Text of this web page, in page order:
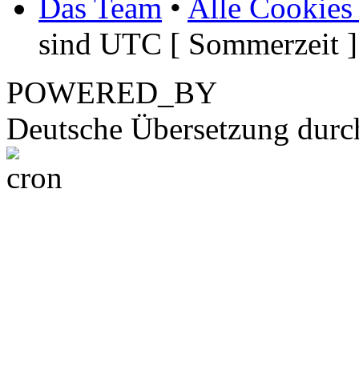
Das Team • Alle Cookies
sind UTC [ Sommerzeit ]
POWERED_BY
Deutsche Übersetzung